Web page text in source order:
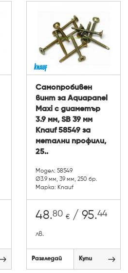
Самопробивен
винт за Aquapanel
Мaxi с диаметър
3.9 мм, SB 39 мм
Knauf 58549 за
метални профили,
25..
Модел: 58549
Ø3.9 мм, 39 мм, 250 бр.
Марка: Knauf
48.80 € / 95.44
лв.
Разгледай Купи